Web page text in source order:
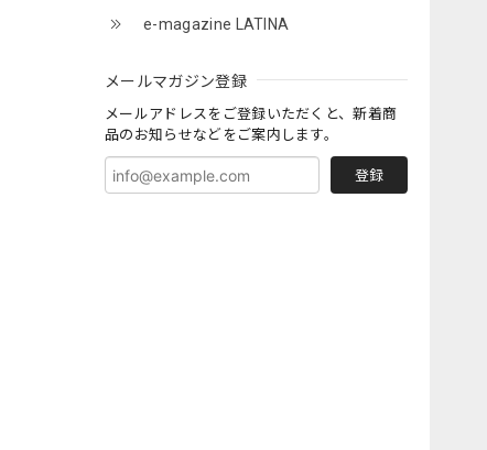
e-magazine LATINA
メールマガジン登録
メールアドレスをご登録いただくと、新着商
品のお知らせなどをご案内します。
登録